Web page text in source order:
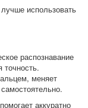
использовать
распознавание
точность.
меняет
аккуратно